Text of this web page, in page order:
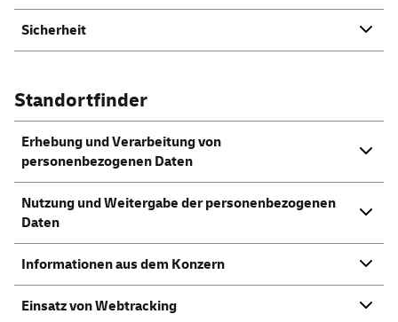
Sicherheit
Standortfinder
Erhebung und Verarbeitung von
personenbezogenen Daten
Nutzung und Weitergabe der personenbezogenen
Daten
Informationen aus dem Konzern
Einsatz von Webtracking